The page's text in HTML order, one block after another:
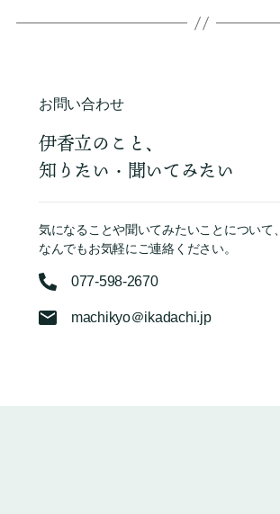
お問い合わせ
伊香立のこと、
知りたい・聞いてみたい
気になることや聞いてみたいことについて、
なんでもお気軽にご連絡ください。
077-598-2670
machikyo＠ikadachi.jp